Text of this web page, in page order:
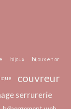
bijoux bijoux en or
couvreur
serrurerie